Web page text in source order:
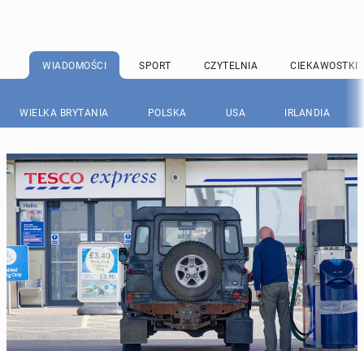
WIADOMOŚCI SPORT CZYTELNIA CIEKAWOSTKI
WIELKA BRYTANIA POLSKA USA IRLANDIA